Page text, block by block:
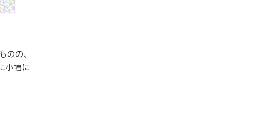
の、
小幅に